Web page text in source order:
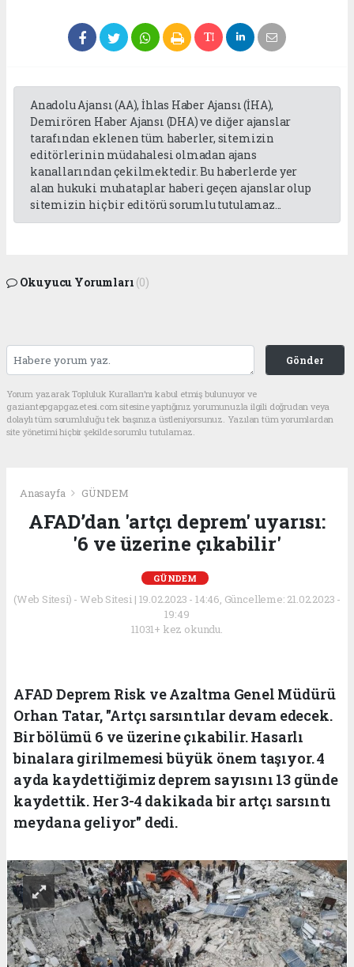
Anadolu Ajansı (AA), İhlas Haber Ajansı (İHA),
Demirören Haber Ajansı (DHA) ve diğer ajanslar
tarafından eklenen tüm haberler, sitemizin
editörlerinin müdahalesi olmadan ajans
kanallarından çekilmektedir. Bu haberlerde yer
alan hukuki muhataplar haberi geçen ajanslar olup
sitemizin hiç bir editörü sorumlu tutulamaz...
Okuyucu Yorumları (0)
Gönder
Yorum yazarak Topluluk Kuralları’nı kabul etmiş bulunuyor ve
gaziantepgapgazetesi.com sitesine yaptığınız yorumunuzla ilgili doğrudan veya
dolaylı tüm sorumluluğu tek başınıza üstleniyorsunuz. Yazılan tüm yorumlardan
site yönetimi hiçbir şekilde sorumlu tutulamaz.
Anasayfa GÜNDEM
AFAD’dan 'artçı deprem' uyarısı:
'6 ve üzerine çıkabilir'
GÜNDEM
(Web Sitesi) - Web Sitesi | 19.02.2023 - 14:46, Güncelleme: 21.02.2023 -
19:49
11031+ kez okundu.
AFAD Deprem Risk ve Azaltma Genel Müdürü
Orhan Tatar, "Artçı sarsıntılar devam edecek.
Bir bölümü 6 ve üzerine çıkabilir. Hasarlı
binalara girilmemesi büyük önem taşıyor. 4
ayda kaydettiğimiz deprem sayısını 13 günde
kaydettik. Her 3-4 dakikada bir artçı sarsıntı
meydana geliyor" dedi.